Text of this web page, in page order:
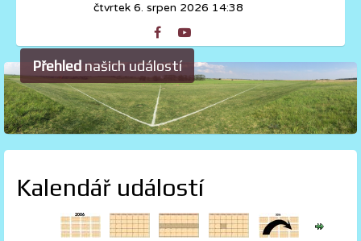
čtvrtek 6. srpen 2026 14:38
Přehled našich událostí
Kalendář událostí